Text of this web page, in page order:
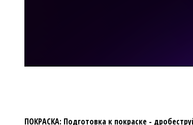
ПОКРАСКА: Подготовка к покраске -